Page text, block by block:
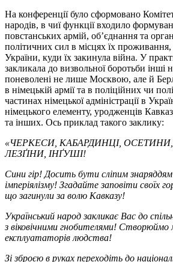
На конференції було сформовано
народів, в чиї функції входило
повстанських армій, об’єднання та
політичних сил в місцях їх проживання,
України, куди їх закинула війна. У
закликала до визвольної боротьби інші
поневолені не лише Москвою, але й
в німецькій армії та в поліційних чи
частинах німецької адміністрації в
німецького елементу, уродженців
та інших. Ось приклад такого заклику:
«ЧЕРКЕСИ, КАБАРДИНЦІ,
ЛЕЗҐІНИ, ІНҐУШІ!
Сини гір! Досить бути сліпим знаряддям
імперіялізму! Згадайте заповіти своїх
що загинули за волю Кавказу!
Український народ закликає Вас до
з віковічними гнобителями!
експлуататорів людства!
Зі зброєю в руках переходіть до